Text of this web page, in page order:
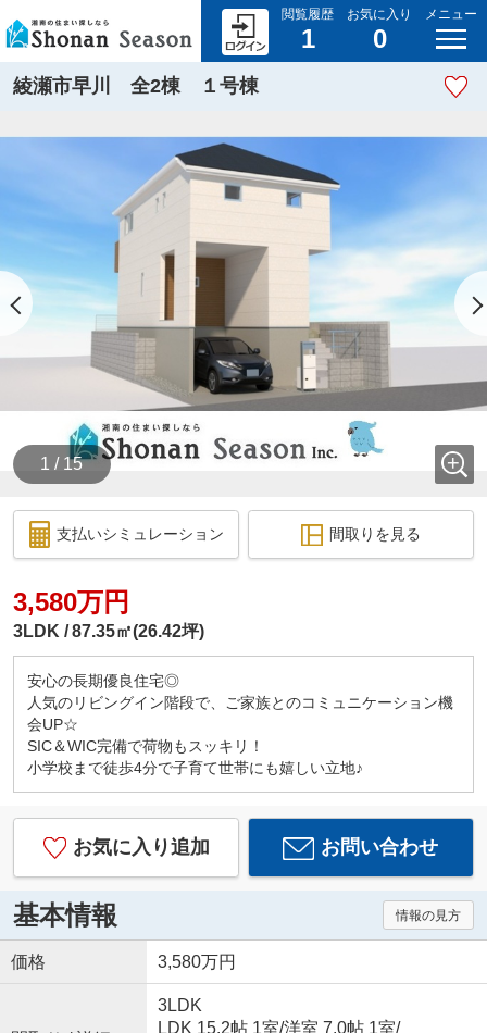
閲覧履歴
1
お気に入り
0
メニュー
綾瀬市早川 全2棟 １号棟
1 / 15
支払いシミュレーション 間取りを見る
3,580万円
3LDK 87.35㎡(26.42坪)
安心の長期優良住宅◎
人気のリビングイン階段で、ご家族とのコミュニケーション機
会UP☆
SIC＆WIC完備で荷物もスッキリ！
小学校まで徒歩4分で子育て世帯にも嬉しい立地♪
お気に入り追加 お問い合わせ
基本情報 情報の見方
価格 3,580万円
3LDK
LDK 15.2帖 1室/洋室 7.0帖 1室/